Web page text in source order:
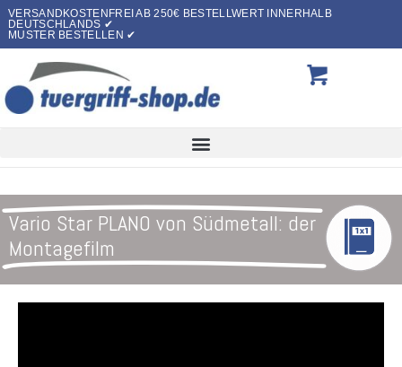
VERSANDKOSTENFREI AB 250€ BESTELLWERT INNERHALB
DEUTSCHLANDS ✔
MUSTER BESTELLEN ✔
Vario Star PLANO von Südmetall: der
Montagefilm